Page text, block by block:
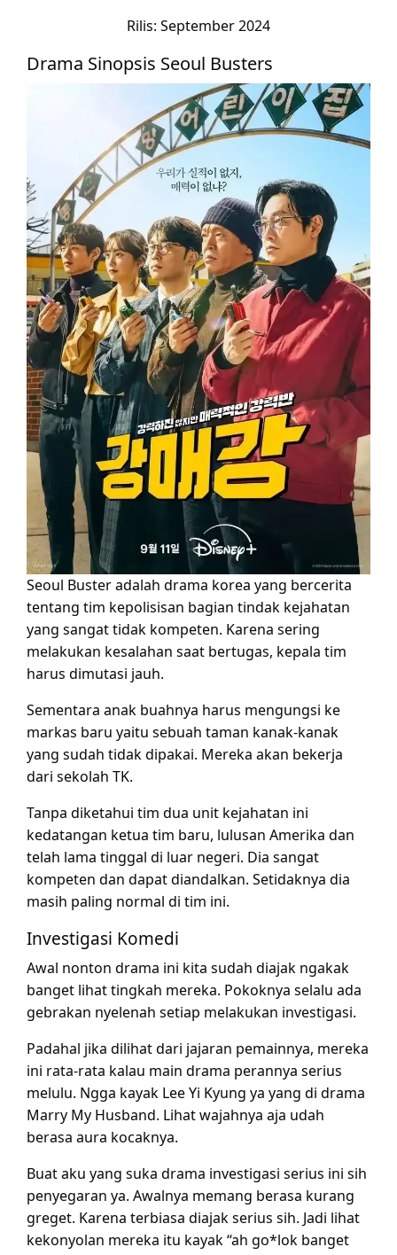
Rilis: September 2024
Drama Sinopsis Seoul Busters
Seoul Buster adalah drama korea yang bercerita
tentang tim kepolisisan bagian tindak kejahatan
yang sangat tidak kompeten. Karena sering
melakukan kesalahan saat bertugas, kepala tim
harus dimutasi jauh.
Sementara anak buahnya harus mengungsi ke
markas baru yaitu sebuah taman kanak-kanak
yang sudah tidak dipakai. Mereka akan bekerja
dari sekolah TK.
Tanpa diketahui tim dua unit kejahatan ini
kedatangan ketua tim baru, lulusan Amerika dan
telah lama tinggal di luar negeri. Dia sangat
kompeten dan dapat diandalkan. Setidaknya dia
masih paling normal di tim ini.
Investigasi Komedi
Awal nonton drama ini kita sudah diajak ngakak
banget lihat tingkah mereka. Pokoknya selalu ada
gebrakan nyelenah setiap melakukan investigasi.
Padahal jika dilihat dari jajaran pemainnya, mereka
ini rata-rata kalau main drama perannya serius
melulu. Ngga kayak Lee Yi Kyung ya yang di drama
Marry My Husband. Lihat wajahnya aja udah
berasa aura kocaknya.
Buat aku yang suka drama investigasi serius ini sih
penyegaran ya. Awalnya memang berasa kurang
greget. Karena terbiasa diajak serius sih. Jadi lihat
kekonyolan mereka itu kayak “ah go*lok banget